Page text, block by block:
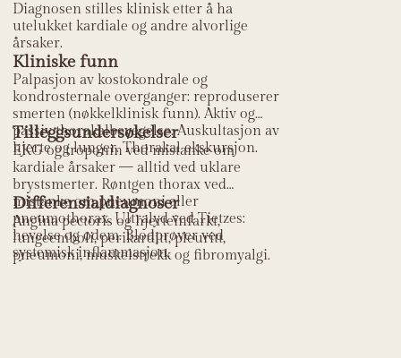
Diagnosen stilles klinisk etter å ha
utelukket kardiale og andre alvorlige
årsaker.
Kliniske funn
Palpasjon av kostokondrale og
kondrosternale overganger: reproduserer
smerten (nøkkelklinisk funn). Aktiv og
passiv thorakalbevegelse. Auskultasjon av
hjerte og lunger. Thorakal ekskursjon.
Tilleggsundersøkelser
EKG og troponin ved mistanke om
kardiale årsaker — alltid ved uklare
brystsmerter. Røntgen thorax ved
mistanke om pneumoni eller
pneumothorax. Ultralyd ved Tietzes:
hevelse og ødem. Blodprøver ved
systemisk inflammasjon.
Differensialdiagnoser
Angina pectoris og hjerteinfarkt,
lungeemboli, perikarditt, pleuritt,
pneumoni, muskelstrekk og fibromyalgi.